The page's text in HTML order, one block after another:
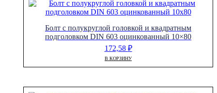
Болт с полукруглой головкой и квадратным
подголовком DIN 603 оцинкованный 10×80
172,58 ₽
В КОРЗИНУ